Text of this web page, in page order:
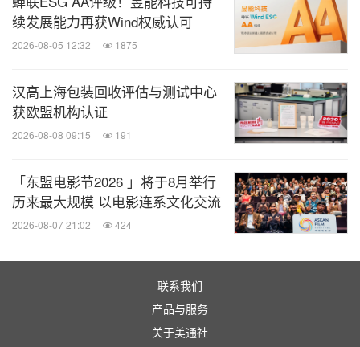
阿联酋航空头等舱及商务舱配备的 VOYA 护肤系列产
品，采用源自爱尔兰西海岸可持续手工采摘的有机海
愉悦的护肤体验。
纸质吸管
阿联酋航空已在机上服务中全面淘汰塑料吸管，并以
经过认证的纸质替代品取而代之，进一步减少一次性
减少机上塑料及包装材料使用
续发展能力再获Wind权威认可
2026-08-05 12:32 1875
汉高上海包装回收评估与测试中心
获欧盟机构认证
2026-08-08 09:15 191
「东盟电影节2026 」将于8月举行
历来最大规模 以电影连系文化交流
2026-08-07 21:02 424
联系我们
产品与服务
关于美通社